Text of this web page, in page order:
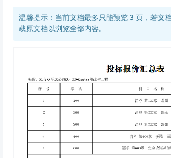
温馨提示：当前文档最多只能预览 3 页，若文
载原文档以浏览全部内容。